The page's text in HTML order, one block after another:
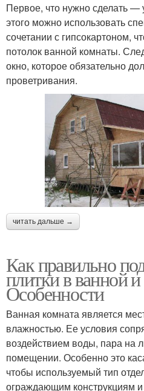
Первое, что нужно сделать —
этого можно использовать
сочетании с гипсокартоном,
потолок ванной комнаты.
окно, которое обязательно
проветривания.
читать дальше →
Как правильно
плитки в ванной и
Особенности
Ванная комната является
влажностью. Ее условия
воздействием воды, пара на
помещении. Особенно это
чтобы используемый тип
ограждающим конструкциям